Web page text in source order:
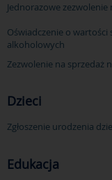
Jednorazowe
Oświadczenie o
alkoholowych
Zezwolenie na sprzedaż
Dzieci
Zgłoszenie urodzenia
Edukacja